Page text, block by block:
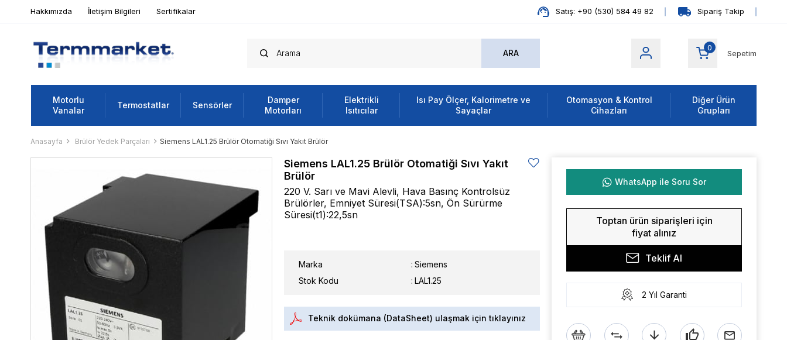
Hakkımızda İletişim Bilgileri Sertifikalar Satış: +90 (530) 584 49 82 Sipariş Takip
Sepetim
0
Motorlu
Vanalar
Termostatlar Sensörler
Damper
Motorları
Elektrikli
Isıtıcılar
Isı Pay Ölçer, Kalorimetre ve
Sayaçlar
Otomasyon & Kontrol
Cihazları
Diğer Ürün
Grupları
Anasayfa Brülör Yedek Parçaları Siemens LAL1.25 Brülör Otomatiği Sıvı Yakıt Brülör
Siemens LAL1.25 Brülör Otomatiği Sıvı Yakıt
Brülör
220 V. Sarı ve Mavi Alevli, Hava Basınç Kontrolsüz
Brülörler, Emniyet Süresi(TSA):5sn, Ön Sürürme
Süresi(t1):22,5sn
Marka : Siemens
Stok Kodu
LAL1.25
Teknik dokümana (DataSheet) ulaşmak için tıklayınız
WhatsApp ile Soru Sor
Toptan ürün siparişleri için
fiyat alınız
Teklif Al
2 Yıl Garanti